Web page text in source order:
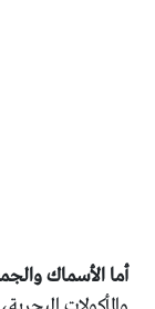
أما الأسماك